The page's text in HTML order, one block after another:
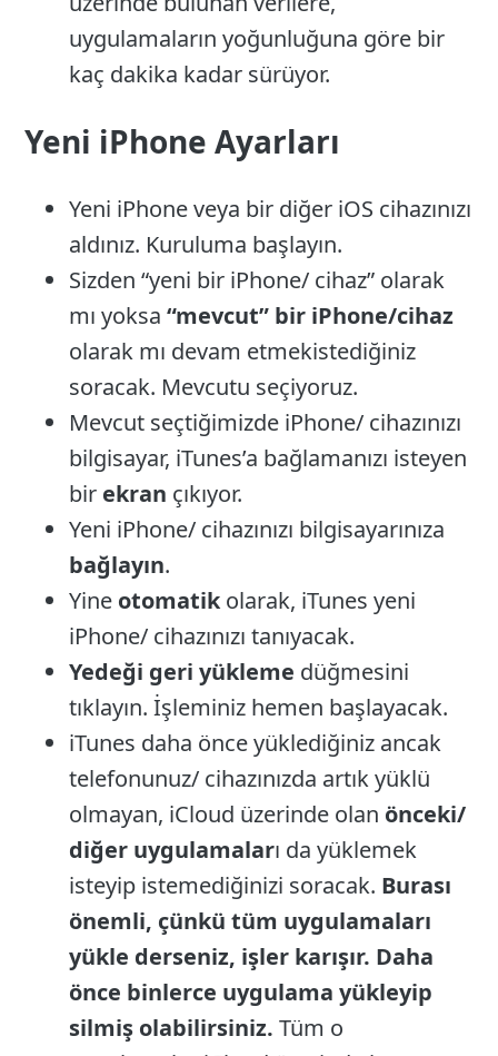
uygulamaların yoğunluğuna göre bir
kaç dakika kadar sürüyor.
Yeni iPhone Ayarları
Yeni iPhone veya bir diğer iOS cihazınızı
aldınız. Kuruluma başlayın.
Sizden “yeni bir iPhone/ cihaz” olarak
mı yoksa“mevcut” bir iPhone/cihaz
olarak mı devam etmekistediğiniz
soracak. Mevcutu seçiyoruz.
Mevcut seçtiğimizde iPhone/ cihazınızı
bilgisayar, iTunes’a bağlamanızı isteyen
bir ekran çıkıyor.
Yeni iPhone/ cihazınızı bilgisayarınıza
bağlayın.
Yine otomatik olarak, iTunes yeni
iPhone/ cihazınızı tanıyacak.
Yedeği geri yükleme düğmesini
tıklayın. İşleminiz hemen başlayacak.
iTunes daha önce yüklediğiniz ancak
telefonunuz/ cihazınızda artık yüklü
olmayan, iCloud üzerinde olan önceki/
diğer uygulamaları da yüklemek
isteyip istemediğinizi soracak. Burası
önemli, çünkü tüm uygulamaları
yükle derseniz, işler karışır. Daha
önce binlerce uygulama yükleyip
silmiş olabilirsiniz. Tüm o